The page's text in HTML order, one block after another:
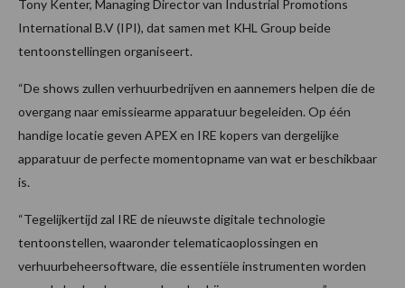
Tony Kenter, Managing Director van Industrial Promotions
International B.V (IPI), dat samen met KHL Group beide
tentoonstellingen organiseert.
“De shows zullen verhuurbedrijven en aannemers helpen die de
overgang naar emissiearme apparatuur begeleiden. Op één
handige locatie geven APEX en IRE kopers van dergelijke
apparatuur de perfecte momentopname van wat er beschikbaar
is.
“Tegelijkertijd zal IRE de nieuwste digitale technologie
tentoonstellen, waaronder telematicaoplossingen en
verhuurbeheersoftware, die essentiële instrumenten worden